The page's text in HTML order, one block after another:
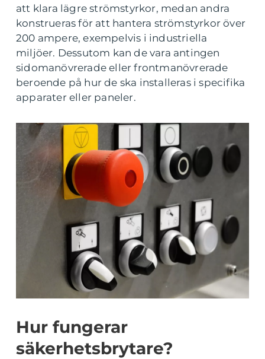
att klara lägre strömstyrkor, medan andra
konstrueras för att hantera strömstyrkor över
200 ampere, exempelvis i industriella
miljöer. Dessutom kan de vara antingen
sidomanövrerade eller frontmanövrerade
beroende på hur de ska installeras i specifika
apparater eller paneler.
Hur fungerar
säkerhetsbrytare?